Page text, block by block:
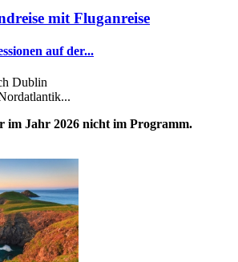
mit Fluganreise
auf der...
Dublin
im Jahr 2026 nicht im Programm.